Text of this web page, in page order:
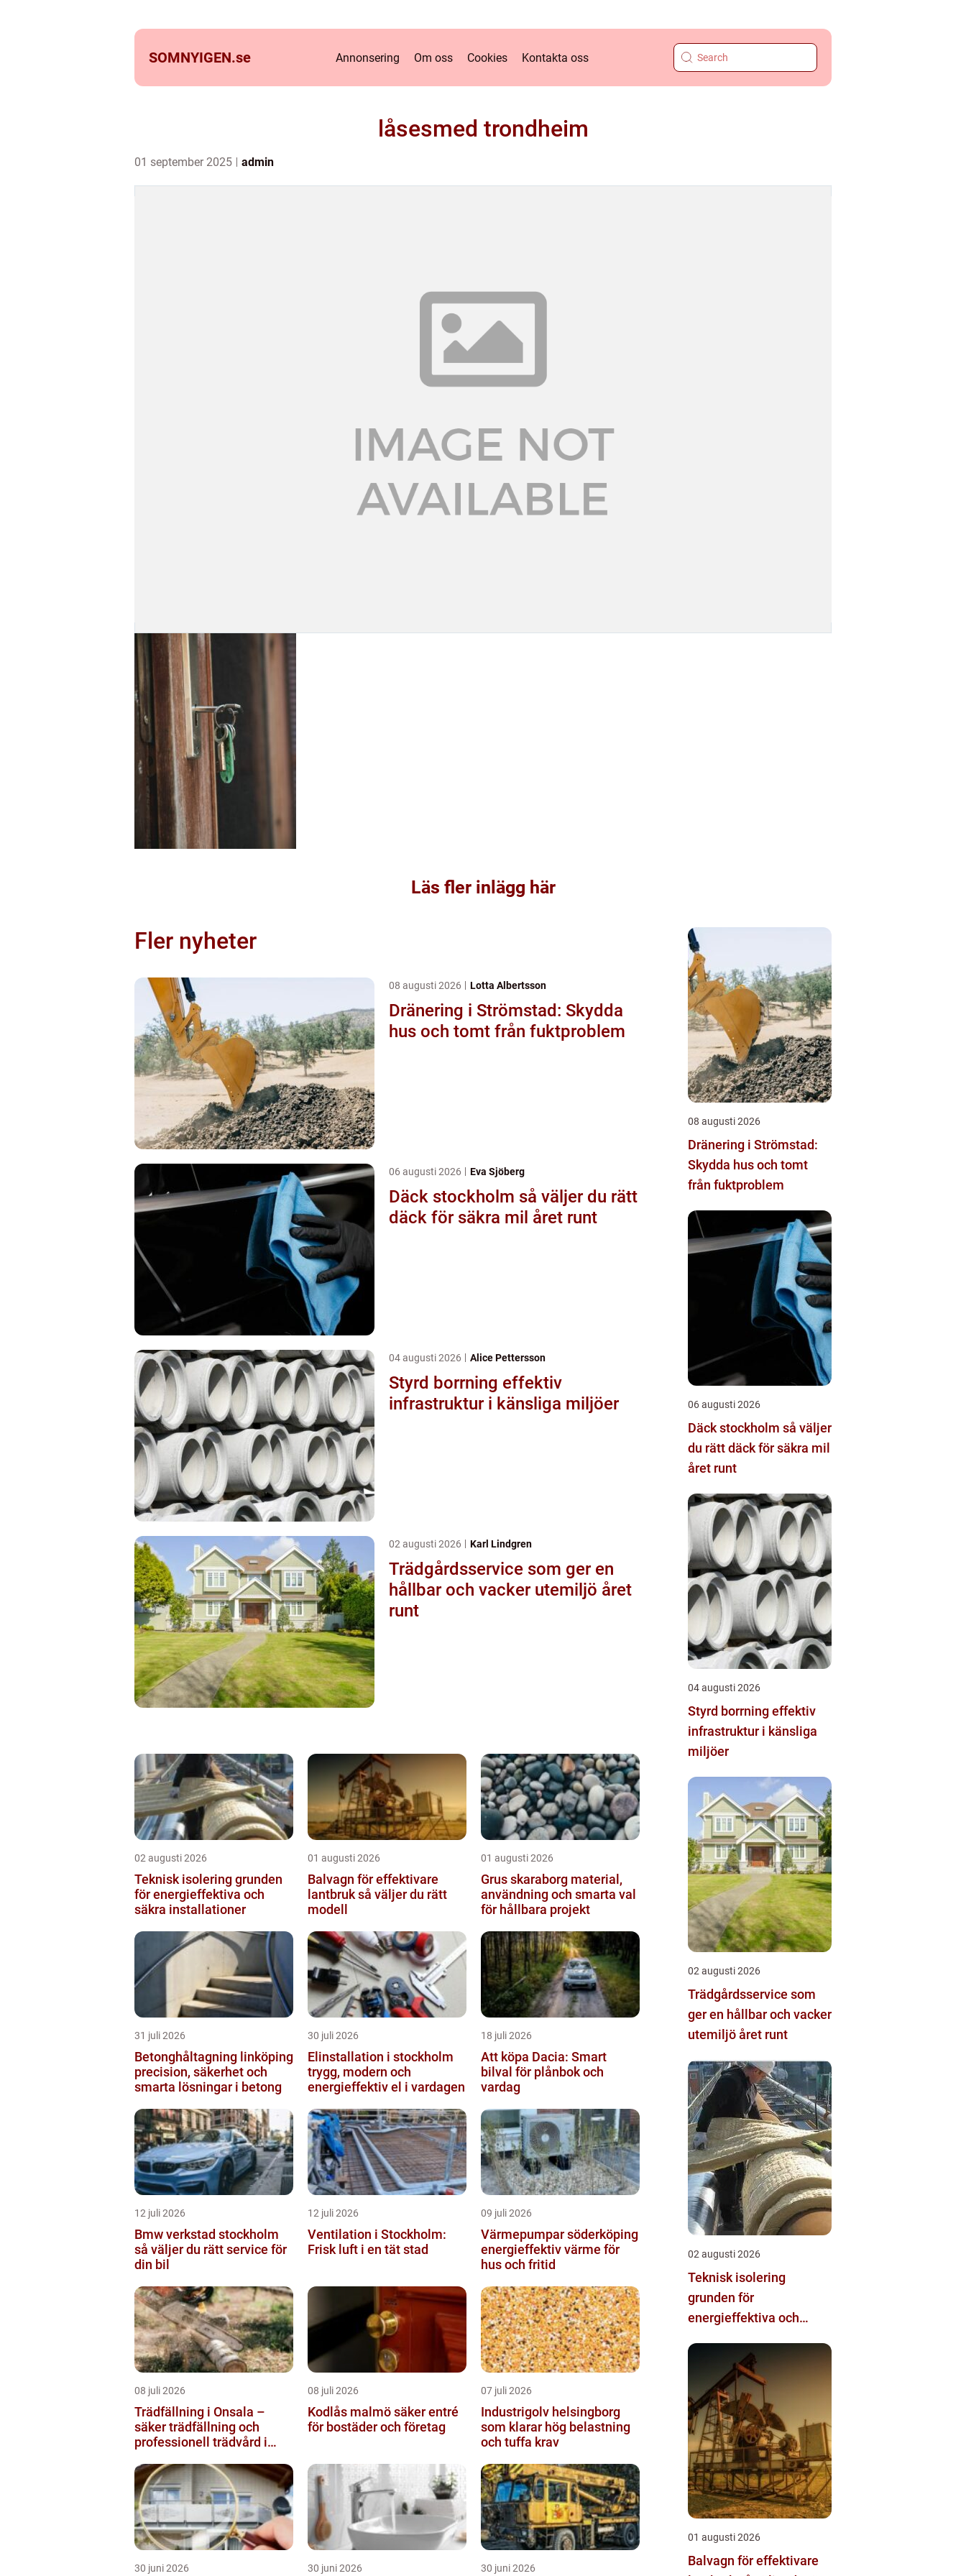
SOMNYIGEN.se Annonsering Om oss Cookies Kontakta oss
låsesmed trondheim
01 september 2025 admin
Läs fler inlägg här
Fler nyheter
08 augusti 2026 Lotta Albertsson
Dränering i Strömstad: Skydda
hus och tomt från fuktproblem
06 augusti 2026 Eva Sjöberg
Däck stockholm så väljer du rätt
däck för säkra mil året runt
04 augusti 2026 Alice Pettersson
Styrd borrning effektiv
infrastruktur i känsliga miljöer
02 augusti 2026 Karl Lindgren
Trädgårdsservice som ger en
hållbar och vacker utemiljö året
runt
02 augusti 2026
Teknisk isolering grunden
för energieffektiva och
säkra installationer
01 augusti 2026
Balvagn för effektivare
lantbruk så väljer du rätt
modell
01 augusti 2026
Grus skaraborg material,
användning och smarta val
för hållbara projekt
31 juli 2026
Betonghåltagning linköping
precision, säkerhet och
smarta lösningar i betong
30 juli 2026
Elinstallation i stockholm
trygg, modern och
energieffektiv el i vardagen
18 juli 2026
Att köpa Dacia: Smart
bilval för plånbok och
vardag
12 juli 2026
Bmw verkstad stockholm
så väljer du rätt service för
din bil
12 juli 2026
Ventilation i Stockholm:
Frisk luft i en tät stad
09 juli 2026
Värmepumpar söderköping
energieffektiv värme för
hus och fritid
08 juli 2026
Trädfällning i Onsala –
säker trädfällning och
professionell trädvård i
08 juli 2026
Kodlås malmö säker entré
för bostäder och företag
07 juli 2026
Industrigolv helsingborg
som klarar hög belastning
och tuffa krav
30 juni 2026 30 juni 2026 30 juni 2026
08 augusti 2026
Dränering i Strömstad:
Skydda hus och tomt
från fuktproblem
06 augusti 2026
Däck stockholm så väljer
du rätt däck för säkra mil
året runt
04 augusti 2026
Styrd borrning effektiv
infrastruktur i känsliga
miljöer
02 augusti 2026
Trädgårdsservice som
ger en hållbar och vacker
utemiljö året runt
02 augusti 2026
Teknisk isolering
grunden för
energieffektiva och
01 augusti 2026
Balvagn för effektivare